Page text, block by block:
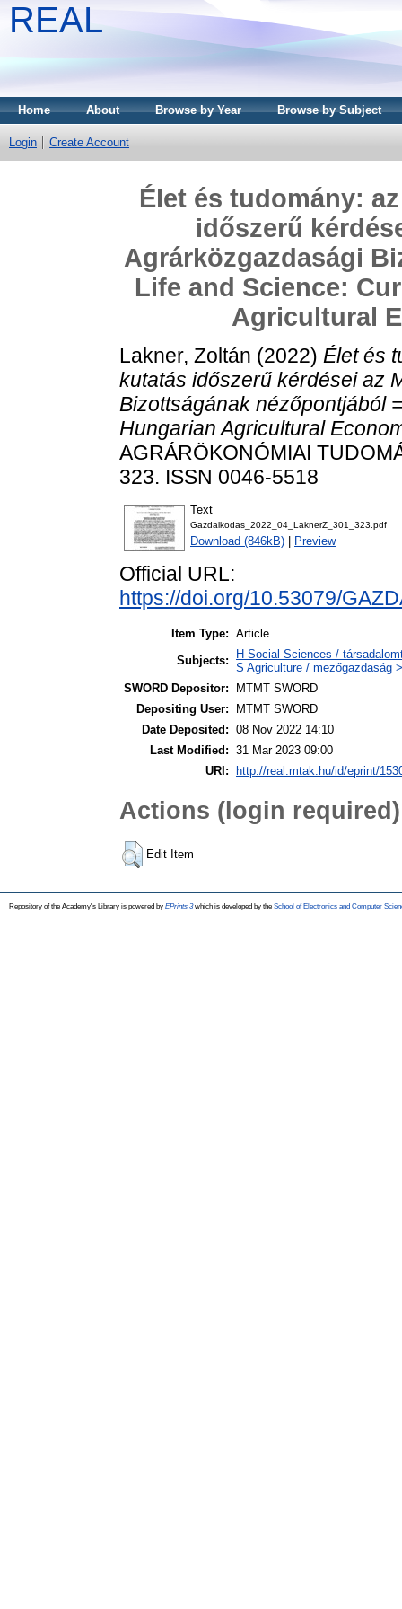
REAL
Home About Browse by Year Browse by Subject
Login Create Account
Élet és tudomány:
időszerű
Agrárközgazdasági
Life and Science:
Agricultural
Lakner, Zoltán (2022) Élet és
kutatás időszerű kérdései az
Bizottságának nézőpontjából
Hungarian Agricultural
AGRÁRÖKONÓMIAI
323. ISSN 0046-5518
Text
Gazdalkodas_2022_04_LaknerZ_301_323.pdf
Download (846kB) Preview
Official URL:
https://doi.org/10.53079/
Item Type: Article
Subjects:
H Social Sciences /
S Agriculture / mezőgazdaság
SWORD Depositor:
MTMT SWORD
Depositing User:
MTMT SWORD
Date Deposited: 08 Nov 2022 14:10
Last Modified: 31 Mar 2023 09:00
URI:
http://real.mtak.hu/id/eprint/
Actions (login required)
Edit Item
Repository of the Academy's Library is powered by EPrints 3which is developed by the School of Electronics and Computer